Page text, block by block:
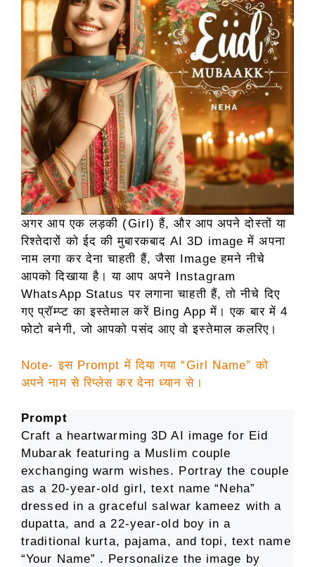
अगर आप एक लड़की (Girl) हैं, और आप अपने दोस्तों या
रिश्तेदारों को ईद की मुबारकबाद AI 3D image में अपना
नाम लगा कर देना चाहती हैं, जैसा Image हमने नीचे
आपको दिखाया है। या आप अपने Instagram
WhatsApp Status पर लगाना चाहती हैं, तो नीचे दिए
गए प्रॉम्प्ट का इस्तेमाल करें Bing App में। एक बार में 4
फोटो बनेगी, जो आपको पसंद आए वो इस्तेमाल कलरिए।
Note- इस Prompt में दिया गया “Girl Name” को
अपने नाम से रिप्लेस कर देना ध्यान से।
Prompt
Craft a heartwarming 3D AI image for Eid
Mubarak featuring a Muslim couple
exchanging warm wishes. Portray the couple
as a 20-year-old girl, text name “Neha”
dressed in a graceful salwar kameez with a
dupatta, and a 22-year-old boy in a
traditional kurta, pajama, and topi, text name
“Your Name” . Personalize the image by